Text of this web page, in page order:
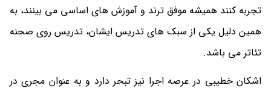
تجربه کنند همیشه موفق ترند و آموزش های اساسی می بینند، به
همین دلیل یکی از سبک های تدریس ایشان، تدریس روی صحنه
تئاتر می باشد.
اشکان خطیبی در عرصه اجرا نیز تبحر دارد و به عنوان مجری در